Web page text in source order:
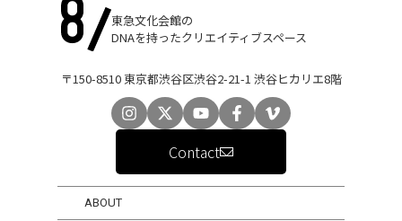
東急文化会館の
DNAを持ったクリエイティブスペース
〒150-8510 東京都渋谷区渋谷2-21-1 渋谷ヒカリエ8階
Contact
ABOUT